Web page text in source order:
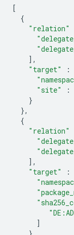
[
{
"relation"
],
"target"
:
"site"
:
}
},
{
"relation"
],
"target"
:
]